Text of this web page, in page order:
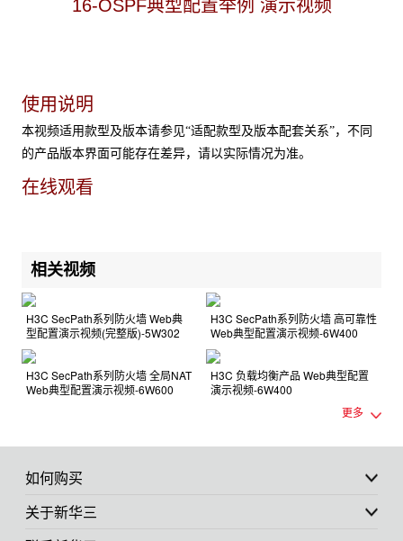
16-OSPF典型配置举例 演示视频
使用说明
本视频适用款型及版本请参见“适配款型及版本配套关系”，不同
的产品版本界面可能存在差异，请以实际情况为准。
在线观看
相关视频
H3C SecPath系列防火墙 Web典
型配置演示视频(完整版)-5W302
H3C SecPath系列防火墙 高可靠性
Web典型配置演示视频-6W400
H3C SecPath系列防火墙 全局NAT
Web典型配置演示视频-6W600
H3C 负载均衡产品 Web典型配置
演示视频-6W400
更多
如何购买
关于新华三